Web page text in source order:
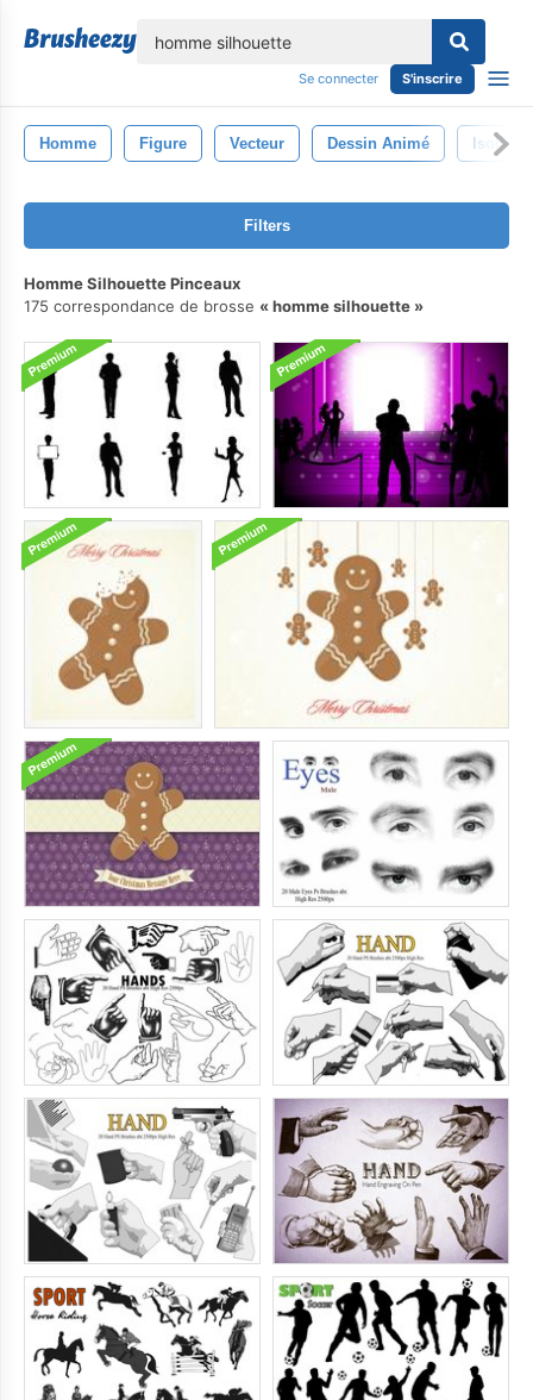
Se connecter S'inscrire
Homme Figure Vecteur Dessin Animé Isolé
Filters
Homme Silhouette Pinceaux
175 correspondance de brosse
homme silhouette